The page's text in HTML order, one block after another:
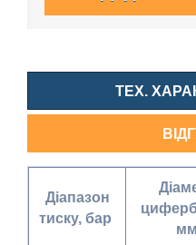
ТЕХ.
Діапазон
тиску, бар
мм